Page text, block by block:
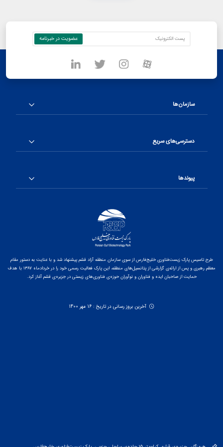
سازمان‌ها
دسترسی‌های سریع
پیوندها
طرح تاسیس پارک زیست‌فناوری خلیج‌فارس از سوی سازمان منطقه آزاد قشم پیشنهاد شد و با عنایت به دستور مقام
معظم رهبری و پس از ارائه‌ی گزارشی از پتانسیل‌های منطقه، این پارک فعالیت رسمی خود را در خردادماه ۱۳۸۷ با هدف
حمایت از صاحبان ایده و فناوران و نوآوران حوزه‌ی فناوری‌های زیستی در جزیره‌ی قشم آغاز کرد.
آخرین بروز رسانی در تاریخ : 16 مهر 1400